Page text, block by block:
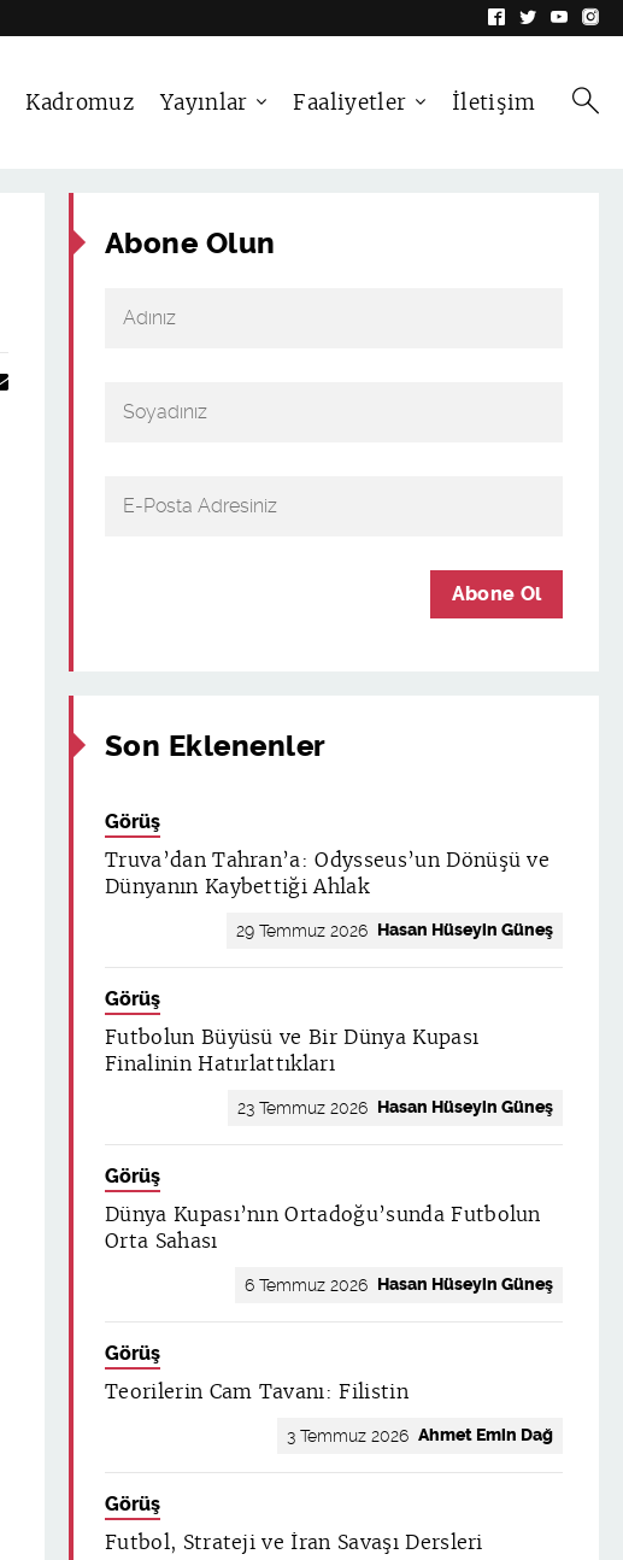
Kadromuz Yayınlar Faaliyetler İletişim
Abone Olun
Abone Ol
Son Eklenenler
Görüş
Truva’dan Tahran’a: Odysseus’un Dönüşü ve
Dünyanın Kaybettiği Ahlak
29 Temmuz 2026 Hasan Hüseyin Güneş
Görüş
Futbolun Büyüsü ve Bir Dünya Kupası
Finalinin Hatırlattıkları
23 Temmuz 2026 Hasan Hüseyin Güneş
Görüş
Dünya Kupası’nın Ortadoğu’sunda Futbolun
Orta Sahası
6 Temmuz 2026 Hasan Hüseyin Güneş
Görüş
Teorilerin Cam Tavanı: Filistin
3 Temmuz 2026 Ahmet Emin Dağ
Görüş
Futbol, Strateji ve İran Savaşı Dersleri